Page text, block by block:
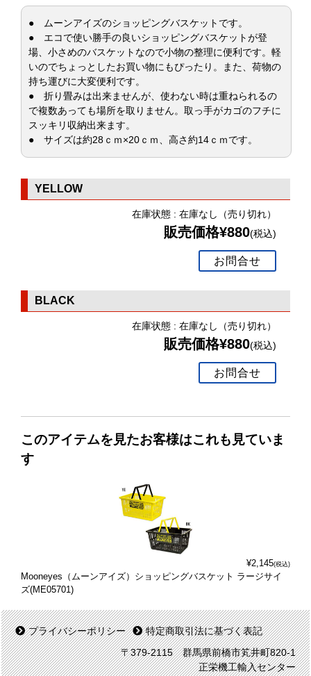
● ムーンアイズのショッピングバスケットです。
● エコで使い勝手の良いショッピングバスケットが登
場、小さめのバスケットなので小物の整理に便利です。軽
いのでちょっとしたお買い物にもぴったり。また、荷物の
持ち運びに大変便利です。
● 折り畳みは出来ませんが、使わない時は重ねられるの
で複数あっても場所を取りません。取っ手がカゴのフチに
スッキリ収納出来ます。
● サイズは約28ｃｍ×20ｃｍ、高さ約14ｃｍです。
YELLOW
在庫状態 : 在庫なし（売り切れ）
販売価格¥880(税込)
お問合せ
BLACK
在庫状態 : 在庫なし（売り切れ）
販売価格¥880(税込)
お問合せ
このアイテムを見たお客様はこれも見ていま
す
¥2,145(税込)
Mooneyes（ムーンアイズ）ショッピングバスケット ラージサイ
ズ(ME05701)
プライバシーポリシー
特定商取引法に基づく表記
〒379-2115 群馬県前橋市笂井町820-1
正栄機工輸入センター